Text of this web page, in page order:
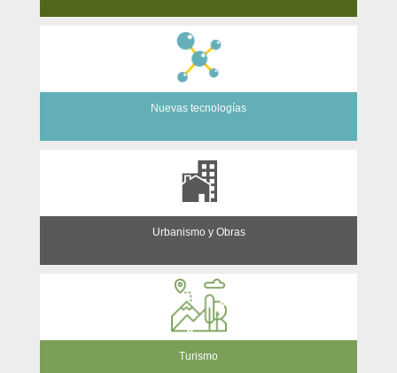
Nuevas tecnologías
Urbanismo y Obras
Turismo